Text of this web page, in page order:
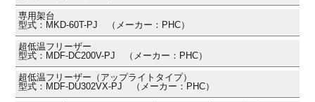
専用架台
型式：MKD-60T-PJ （メーカー：PHC）
超低温フリーザー
型式：MDF-DC200V-PJ （メーカー：PHC）
超低温フリーザー（アップライトタイプ）
型式：MDF-DU302VX-PJ （メーカー：PHC）